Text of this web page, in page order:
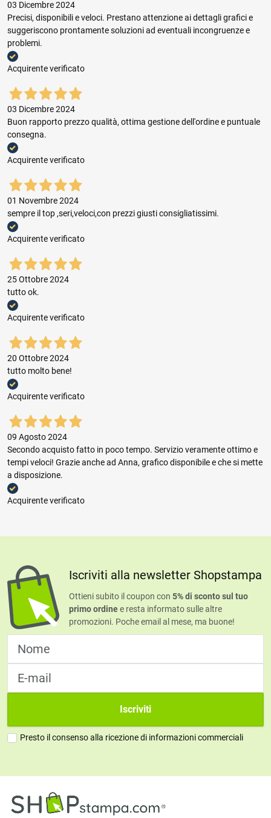
03 Dicembre 2024
Precisi, disponibili e veloci. Prestano attenzione ai dettagli grafici e
suggeriscono prontamente soluzioni ad eventuali incongruenze e
problemi.
Acquirente verificato
03 Dicembre 2024
Buon rapporto prezzo qualità, ottima gestione dell'ordine e puntuale
consegna.
Acquirente verificato
01 Novembre 2024
sempre il top ,seri,veloci,con prezzi giusti consigliatissimi.
Acquirente verificato
25 Ottobre 2024
tutto ok.
Acquirente verificato
20 Ottobre 2024
tutto molto bene!
Acquirente verificato
09 Agosto 2024
Secondo acquisto fatto in poco tempo. Servizio veramente ottimo e
tempi veloci! Grazie anche ad Anna, grafico disponibile e che si mette
a disposizione.
Acquirente verificato
Iscriviti alla newsletter Shopstampa
Ottieni subito il coupon con 5% di sconto sul tuo
primo ordinee resta informato sulle altre
promozioni. Poche email al mese, ma buone!
Iscriviti
Presto il consenso alla ricezione di informazioni commerciali